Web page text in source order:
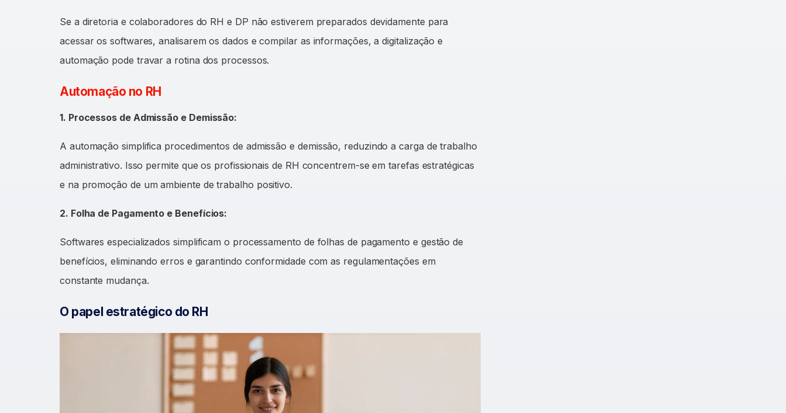
Se a diretoria e colaboradores do RH e DP não estiverem preparados devidamente para
acessar os softwares, analisarem os dados e compilar as informações, a digitalização e
automação pode travar a rotina dos processos.
Automação no RH
1. Processos de Admissão e Demissão:
A automação simplifica procedimentos de admissão e demissão, reduzindo a carga de trabalho
administrativo. Isso permite que os profissionais de RH concentrem-se em tarefas estratégicas
e na promoção de um ambiente de trabalho positivo.
2. Folha de Pagamento e Benefícios:
Softwares especializados simplificam o processamento de folhas de pagamento e gestão de
benefícios, eliminando erros e garantindo conformidade com as regulamentações em
constante mudança.
O papel estratégico do RH